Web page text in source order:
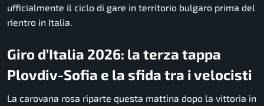
ufficialmente il ciclo di gare in territorio bulgaro prima del
rientro in Italia.
Giro d’Italia 2026: la terza tappa
Plovdiv-Sofia e la sfida tra i velocisti
La carovana rosa riparte questa mattina dopo la vittoria in